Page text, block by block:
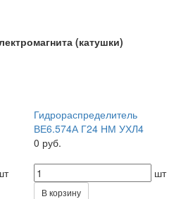
(катушки)
Гидрораспределитель
ВЕ6.574А Г24 НМ УХЛ4
0 руб.
шт
В корзину